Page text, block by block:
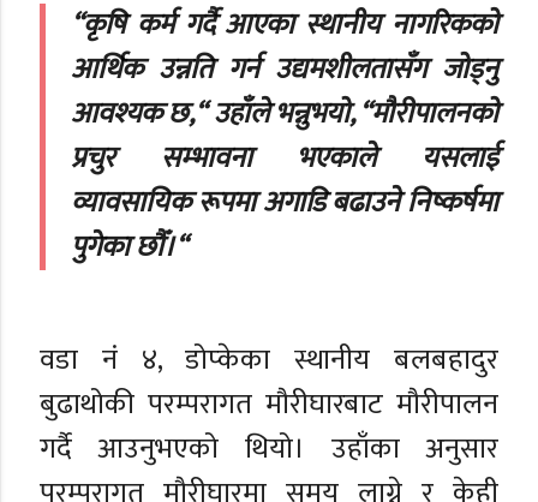
“कृषि कर्म गर्दै आएका स्थानीय नागरिकको
आर्थिक उन्नति गर्न उद्यमशीलतासँग जोड्नु
आवश्यक छ,“ उहाँले भन्नुभयो, “मौरीपालनको
प्रचुर सम्भावना भएकाले यसलाई
व्यावसायिक रूपमा अगाडि बढाउने निष्कर्षमा
पुगेका छौँ।“
वडा नं ४, डोप्केका स्थानीय बलबहादुर
बुढाथोकी परम्परागत मौरीघारबाट मौरीपालन
गर्दै आउनुभएको थियो। उहाँका अनुसार